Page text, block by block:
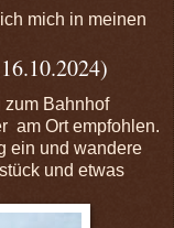
mich in meinen
zum Bahnhof
am Ort empfohlen.
ein und wandere
und etwas